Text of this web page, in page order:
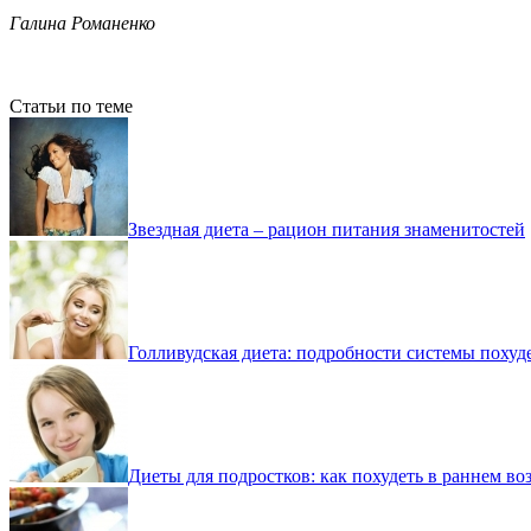
Галина Романенко
Статьи по теме
Звездная диета – рацион питания знаменитостей
Голливудская диета: подробности системы
Диеты для подростков: как похудеть в раннем